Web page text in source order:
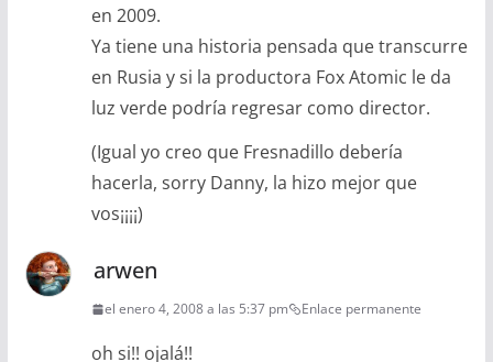
en 2009.
Ya tiene una historia pensada que transcurre
en Rusia y si la productora Fox Atomic le da
luz verde podría regresar como director.
(Igual yo creo que Fresnadillo debería
hacerla, sorry Danny, la hizo mejor que
vos¡¡¡¡)
arwen
el enero 4, 2008 a las 5:37 pm Enlace permanente
oh si!! ojalá!!